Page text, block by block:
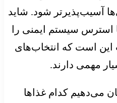
آسیب‌پذیرتر شود. شاید
استرس سیستم ایمنی را
است که انتخاب‌های
مهمی دارند.
می‌دهیم کدام غذاها